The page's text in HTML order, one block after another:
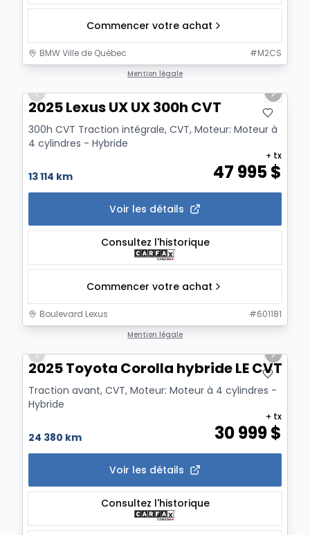
Commencer votre achat
BMW Ville de Québec #M2CS
Mention légale
Previous slide
Next
2025 Lexus UX UX 300h CVT
300h CVT Traction intégrale, CVT, Moteur: Moteur à
4 cylindres - Hybride
13 114 km 47 995$
+ tx
Voir les détails
Consultez l'historique
Commencer votre achat
Boulevard Lexus #601181
Mention légale
Previous slide
Next
2025 Toyota Corolla hybride LE CVT
Traction avant, CVT, Moteur: Moteur à 4 cylindres -
Hybride
24 380 km 30 999$
+ tx
Voir les détails
Consultez l'historique